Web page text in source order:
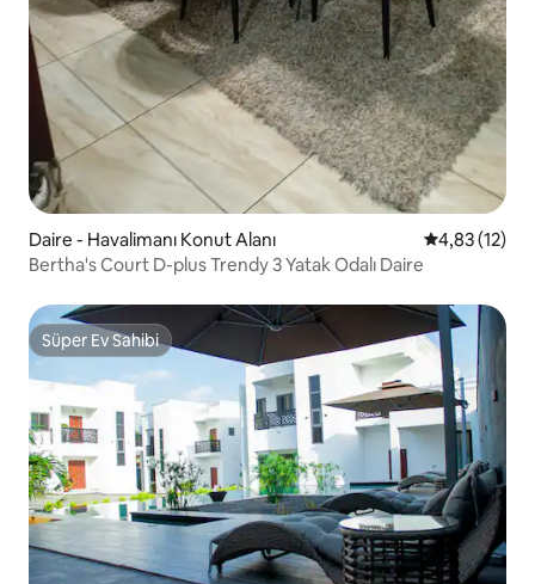
Daire - Havalimanı Konut Alanı 5 üzerinden
4,83 (12)
Bertha's Court D-plus Trendy 3 Yatak Odalı Daire
Süper Ev Sahibi
Süper Ev Sahibi